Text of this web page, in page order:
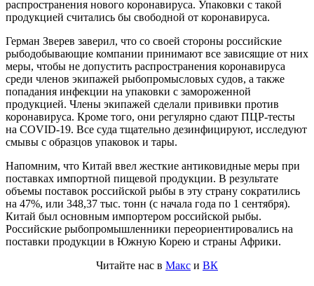
распространения нового коронавируса. Упаковки с такой
продукцией считались бы свободной от коронавируса.
Герман Зверев заверил, что со своей стороны российские
рыбодобывающие компании принимают все зависящие от них
меры, чтобы не допустить распространения коронавируса
среди членов экипажей рыбопромысловых судов, а также
попадания инфекции на упаковки с замороженной
продукцией. Члены экипажей сделали прививки против
коронавируса. Кроме того, они регулярно сдают ПЦР-тесты
на COVID-19. Все суда тщательно дезинфицируют, исследуют
смывы с образцов упаковок и тары.
Напомним, что Китай ввел жесткие антиковидные меры при
поставках импортной пищевой продукции. В результате
объемы поставок российской рыбы в эту страну сократились
на 47%, или 348,37 тыс. тонн (с начала года по 1 сентября).
Китай был основным импортером российской рыбы.
Российские рыбопромышленники переориентировались на
поставки продукции в Южную Корею и страны Африки.
Читайте нас в Макс и ВК